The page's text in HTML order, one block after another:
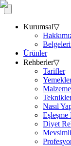
Kurumsal▽
Ürünler
Rehberler▽
Tarifler
Nasıl
Eşleşme
Diyet